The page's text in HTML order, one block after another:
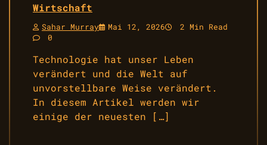
Wirtschaft
Sahar Murray Mai 12, 2026
2 Min Read
0
Technologie hat unser Leben
verändert und die Welt auf
unvorstellbare Weise verändert.
In diesem Artikel werden wir
einige der neuesten […]